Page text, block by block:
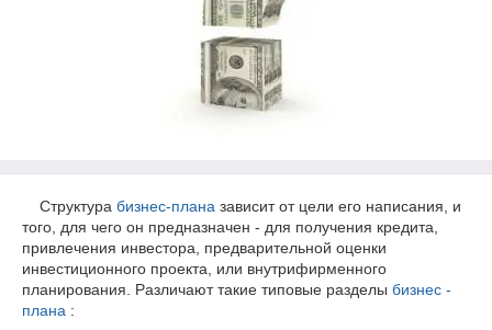
Структура бизнес-плана зависит от цели его написания, и
того, для чего он предназначен - для получения кредита,
привлечения инвестора, предварительной оценки
инвестиционного проекта, или внутрифирменного
планирования. Различают такие типовые разделы бизнес -
плана :